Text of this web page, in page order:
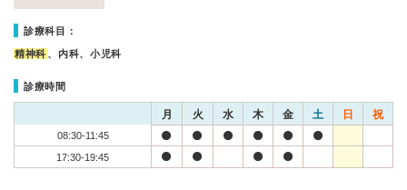
診療科目：
精神科 、内科、小児科
診療時間
月 火 水 木 金 土 日 祝
08:30-11:45
17:30-19:45